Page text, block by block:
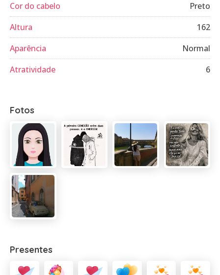
Cor do cabelo
Preto
Altura
162
Aparência
Normal
Atratividade
6
Fotos
Presentes